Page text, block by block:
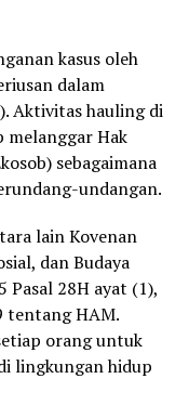
kasus oleh
dalam
Aktivitas hauling di
melanggar Hak
sebagaimana
undangan.
lain Kovenan
dan Budaya
Pasal 28H ayat (1),
tentang HAM.
orang untuk
lingkungan hidup